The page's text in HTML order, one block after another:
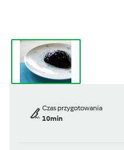
Czas przygotowania
10min